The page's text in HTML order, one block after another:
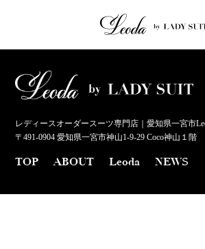
レディースオーダースーツ専門店｜愛知県一宮市
〒491-0904 愛知県一宮市神山1-9-29 Coco神山１階
TOP ABOUT Leoda NEWS